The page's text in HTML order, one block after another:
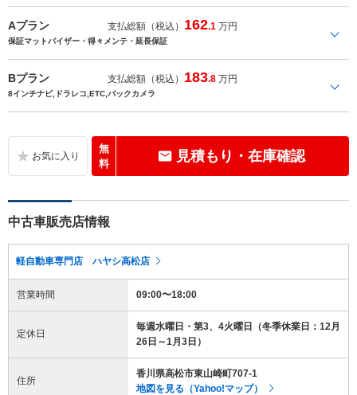
Aプラン 支払総額（税込） 162.1 万円
保証マットバイザー・得々メンテ・延長保証
Bプラン 支払総額（税込） 183.8 万円
8インチナビ,ドラレコ,ETC,バックカメラ
無
料
見積もり・在庫確認
中古車販売店情報
軽自動車専門店 ハヤシ高松店
営業時間 09:00〜18:00
定休日
毎週水曜日・第3、4火曜日（冬季休業日：12月
26日～1月3日）
住所
香川県高松市東山崎町707-1
地図を見る（Yahoo!マップ）